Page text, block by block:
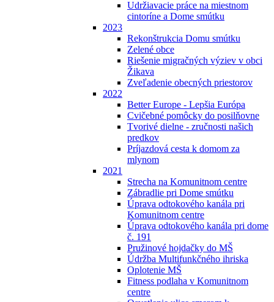
Udržiavacie práce na miestnom
cintoríne a Dome smútku
2023
Rekonštrukcia Domu smútku
Zelené obce
Riešenie migračných výziev v obci
Žikava
Zveľadenie obecných priestorov
2022
Better Europe - Lepšia Európa
Cvičebné pomôcky do posilňovne
Tvorivé dielne - zručnosti našich
predkov
Príjazdová cesta k domom za
mlynom
2021
Strecha na Komunitnom centre
Zábradlie pri Dome smútku
Úprava odtokového kanála pri
Komunitnom centre
Úprava odtokového kanála pri dome
č. 191
Pružinové hojdačky do MŠ
Údržba Multifunkčného ihriska
Oplotenie MŠ
Fitness podlaha v Komunitnom
centre